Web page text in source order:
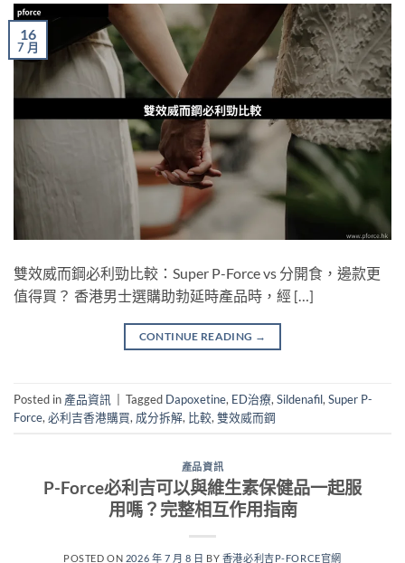
16
7 月
雙效威而鋼必利勁比較：Super P-Force vs 分開食，邊款更
值得買？ 香港男士選購助勃延時產品時，經 […]
CONTINUE READING →
Posted in 產品資訊 Tagged Dapoxetine, ED治療, Sildenafil, Super P-
Force, 必利吉香港購買, 成分拆解, 比較, 雙效威而鋼
產品資訊
P-Force必利吉可以與維生素保健品一起服
用嗎？完整相互作用指南
POSTED ON 2026 年 7 月 8 日 BY 香港必利吉P-FORCE官網